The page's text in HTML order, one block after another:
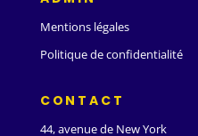
Mentions légales
Politique de confidentialité
CONTACT
44, avenue de New York